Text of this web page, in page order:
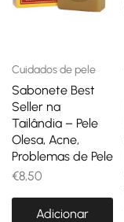
Cuidados de pele
Sabonete Best
Seller na
Tailândia – Pele
Olesa, Acne,
Problemas de Pele
€8,50
Adicionar